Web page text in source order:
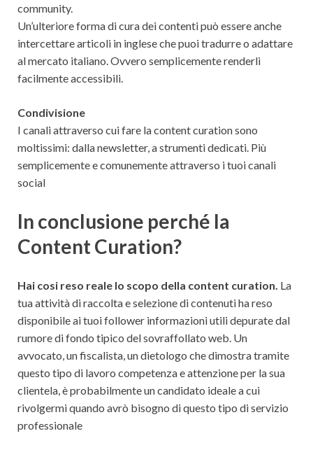
community.
Un’ulteriore forma di cura dei contenti può essere anche
intercettare articoli in inglese che puoi tradurre o adattare
al mercato italiano. Ovvero semplicemente renderli
facilmente accessibili.
Condivisione
I canali attraverso cui fare la content curation sono
moltissimi: dalla newsletter, a strumenti dedicati. Più
semplicemente e comunemente attraverso i tuoi canali
social
In conclusione perché la
Content Curation?
Hai cosi reso reale lo scopo della content curation. La
tua attività di raccolta e selezione di contenuti ha reso
disponibile ai tuoi follower informazioni utili depurate dal
rumore di fondo tipico del sovraffollato web. Un
avvocato, un fiscalista, un dietologo che dimostra tramite
questo tipo di lavoro competenza e attenzione per la sua
clientela, è probabilmente un candidato ideale a cui
rivolgermi quando avrò bisogno di questo tipo di servizio
professionale